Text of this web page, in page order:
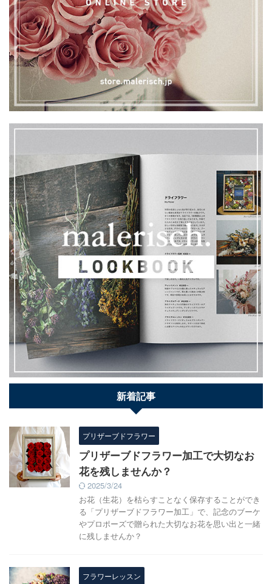
新着記事
プリザーブドフラワー
プリザーブドフラワー加工で大切なお
花を残しませんか？
2025/3/24
お花（生花）を枯らすことなく保存することができ
る「プリザーブドフラワー加工」で、記念のブーケ
やプロポーズで贈られた大切なお花を思い出と一緒
に残しませんか？
フラワーレッスン